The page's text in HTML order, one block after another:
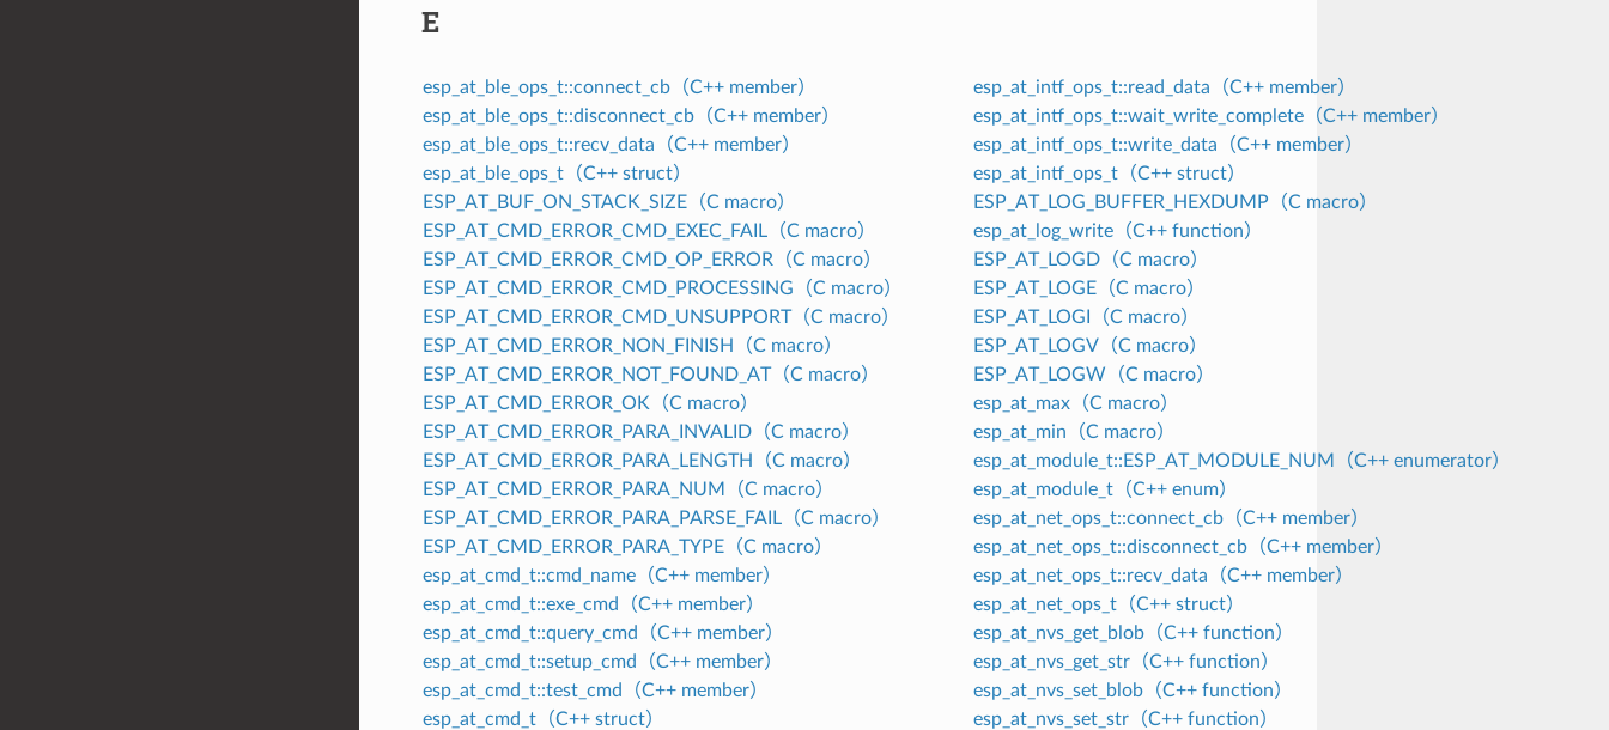
E
esp_at_ble_ops_t::connect_cb（C++ member）
esp_at_ble_ops_t::disconnect_cb（C++ member）
esp_at_ble_ops_t::recv_data（C++ member）
esp_at_ble_ops_t（C++ struct）
ESP_AT_BUF_ON_STACK_SIZE（C macro）
ESP_AT_CMD_ERROR_CMD_EXEC_FAIL（C macro）
ESP_AT_CMD_ERROR_CMD_OP_ERROR（C macro）
ESP_AT_CMD_ERROR_CMD_PROCESSING（C macro）
ESP_AT_CMD_ERROR_CMD_UNSUPPORT（C macro）
ESP_AT_CMD_ERROR_NON_FINISH（C macro）
ESP_AT_CMD_ERROR_NOT_FOUND_AT（C macro）
ESP_AT_CMD_ERROR_OK（C macro）
ESP_AT_CMD_ERROR_PARA_INVALID（C macro）
ESP_AT_CMD_ERROR_PARA_LENGTH（C macro）
ESP_AT_CMD_ERROR_PARA_NUM（C macro）
ESP_AT_CMD_ERROR_PARA_PARSE_FAIL（C macro）
ESP_AT_CMD_ERROR_PARA_TYPE（C macro）
esp_at_cmd_t::cmd_name（C++ member）
esp_at_cmd_t::exe_cmd（C++ member）
esp_at_cmd_t::query_cmd（C++ member）
esp_at_cmd_t::setup_cmd（C++ member）
esp_at_cmd_t::test_cmd（C++ member）
esp_at_cmd_t（C++ struct）
esp_at_intf_ops_t::read_data（C++ member）
esp_at_intf_ops_t::wait_write_complete（C++ member）
esp_at_intf_ops_t::write_data（C++ member）
esp_at_intf_ops_t（C++ struct）
ESP_AT_LOG_BUFFER_HEXDUMP（C macro）
esp_at_log_write（C++ function）
ESP_AT_LOGD（C macro）
ESP_AT_LOGE（C macro）
ESP_AT_LOGI（C macro）
ESP_AT_LOGV（C macro）
ESP_AT_LOGW（C macro）
esp_at_max（C macro）
esp_at_min（C macro）
esp_at_module_t::ESP_AT_MODULE_NUM（C++ enumerator）
esp_at_module_t（C++ enum）
esp_at_net_ops_t::connect_cb（C++ member）
esp_at_net_ops_t::disconnect_cb（C++ member）
esp_at_net_ops_t::recv_data（C++ member）
esp_at_net_ops_t（C++ struct）
esp_at_nvs_get_blob（C++ function）
esp_at_nvs_get_str（C++ function）
esp_at_nvs_set_blob（C++ function）
esp_at_nvs_set_str（C++ function）